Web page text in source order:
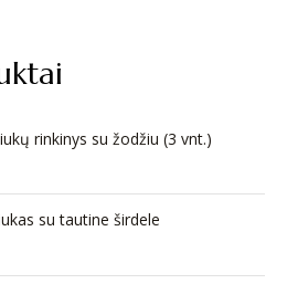
rinkinys su žodžiu (3 vnt.)
su tautine širdele